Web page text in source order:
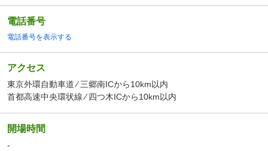
電話番号
電話番号を表示する
アクセス
東京外環自動車道 ⁄ 三郷南ICから10km以内
首都高速中央環状線 ⁄ 四つ木ICから10km以内
開場時間
-